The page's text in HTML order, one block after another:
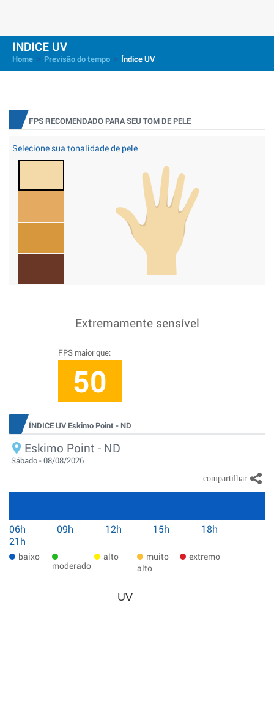
INDICE UV
Home Previsão do tempo Índice UV
FPS RECOMENDADO PARA SEU TOM DE PELE
Selecione sua tonalidade de pele
Extremamente sensível
FPS maior que:
50
ÍNDICE UV Eskimo Point - ND
Eskimo Point - ND
Sábado - 08/08/2026
06h 09h 12h 15h
18h
21h
baixo
moderado
alto
muito
alto
extremo
UV